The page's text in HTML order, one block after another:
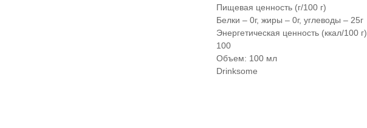
Пищевая ценность (г/100 г)
Белки – 0г, жиры – 0г, углеводы – 25г
Энергетическая ценность (ккал/100 г)
100
Объем: 100 мл
Drinksome